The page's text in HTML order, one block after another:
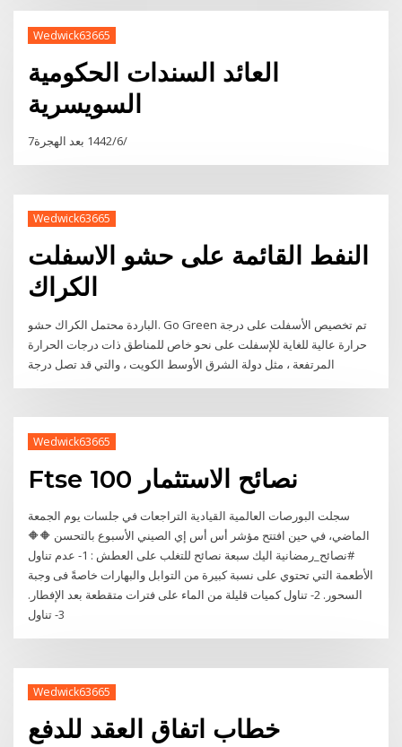
Wedwick63665
العائد السندات الحكومية
السويسرية
7‏‏/6‏‏/1442 بعد الهجرة
Wedwick63665
النفط القائمة على حشو الاسفلت
الكراك
الباردة محتمل الكراك حشو. Go Green تم تخصيص الأسفلت على درجة
حرارة عالية للغاية للإسفلت على نحو خاص للمناطق ذات درجات الحرارة
المرتفعة ، مثل دولة الشرق الأوسط الكويت ، والتي قد تصل درجة
Wedwick63665
Ftse 100 نصائح الاستثمار
سجلت البورصات العالمية القيادية التراجعات في جلسات يوم الجمعة
الماضي، في حين افتتح مؤشر أس أس إي الصيني الأسبوع بالتحسن 🔶️🔶️
#نصائح_رمضانية اليك سبعة نصائح للتغلب على العطش : 1- عدم تناول
الأطعمة التي تحتوي على نسبة كبيرة من التوابل والبهارات خاصةً فى وجبة
السحور. 2- تناول كميات قليلة من الماء على فترات متقطعة بعد الإفطار.
3- تناول
Wedwick63665
خطاب اتفاق العقد للدفع